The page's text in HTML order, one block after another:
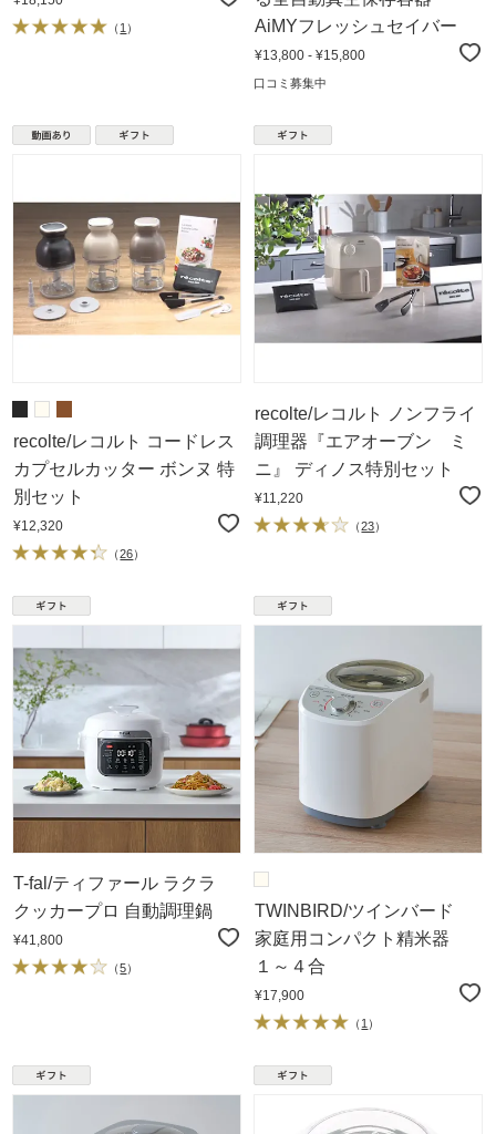
（ 1 ）
AiMYフレッシュセイバー
¥13,800 - ¥15,800
口コミ募集中
recolte/レコルト コードレス
カプセルカッター ボンヌ 特
別セット
¥12,320
（26）
recolte/レコルト ノンフライ
調理器『エアオーブン ミ
ニ』 ディノス特別セット
¥11,220
（23）
T-fal/ティファール ラクラ
クッカープロ 自動調理鍋
¥41,800
（5）
TWINBIRD/ツインバード
家庭用コンパクト精米器
１～４合
¥17,900
（ 1 ）